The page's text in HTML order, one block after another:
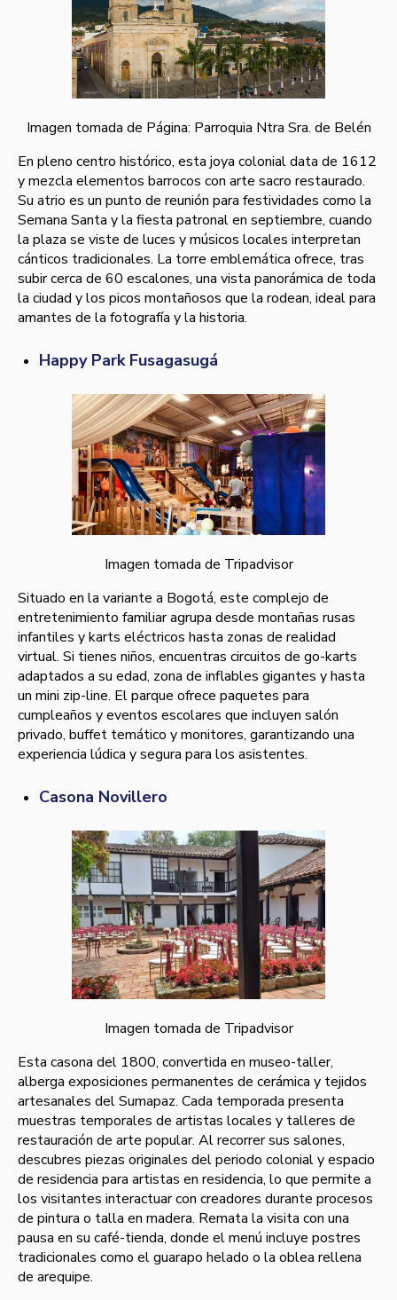
Imagen tomada de Página: Parroquia Ntra Sra. de Belén
En pleno centro histórico, esta joya colonial data de 1612
y mezcla elementos barrocos con arte sacro restaurado.
Su atrio es un punto de reunión para festividades como la
Semana Santa y la fiesta patronal en septiembre, cuando
la plaza se viste de luces y músicos locales interpretan
cánticos tradicionales. La torre emblemática ofrece, tras
subir cerca de 60 escalones, una vista panorámica de toda
la ciudad y los picos montañosos que la rodean, ideal para
amantes de la fotografía y la historia.
Happy Park Fusagasugá
Imagen tomada de Tripadvisor
Situado en la variante a Bogotá, este complejo de
entretenimiento familiar agrupa desde montañas rusas
infantiles y karts eléctricos hasta zonas de realidad
virtual. Si tienes niños, encuentras circuitos de go-karts
adaptados a su edad, zona de inflables gigantes y hasta
un mini zip-line. El parque ofrece paquetes para
cumpleaños y eventos escolares que incluyen salón
privado, buffet temático y monitores, garantizando una
experiencia lúdica y segura para los asistentes.
Casona Novillero
Imagen tomada de Tripadvisor
Esta casona del 1800, convertida en museo-taller,
alberga exposiciones permanentes de cerámica y tejidos
artesanales del Sumapaz. Cada temporada presenta
muestras temporales de artistas locales y talleres de
restauración de arte popular. Al recorrer sus salones,
descubres piezas originales del periodo colonial y espacio
de residencia para artistas en residencia, lo que permite a
los visitantes interactuar con creadores durante procesos
de pintura o talla en madera. Remata la visita con una
pausa en su café-tienda, donde el menú incluye postres
tradicionales como el guarapo helado o la oblea rellena
de arequipe.